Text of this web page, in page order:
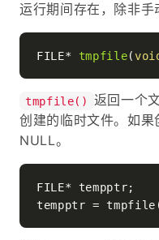
运行期间存在，除非手
FILE* tmpfile(
tmpfile()
返回一个
创建的临时文件。如
NULL。
FILE* tempptr;